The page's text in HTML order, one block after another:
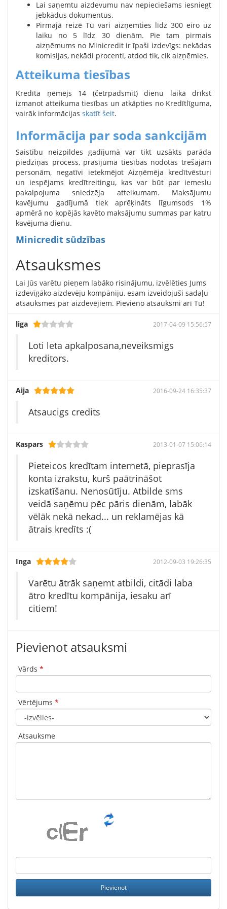
Lai saņemtu aizdevumu nav nepieciešams iesniegt
jebkādus dokumentus.
Pirmajā reizē Tu vari aizņemties līdz 300 eiro uz
laiku no 5 līdz 30 dienām. Pie tam pirmais
aizņēmums no Minicredit ir īpaši izdevīgs: nekādas
komisijas, nekādi procenti, atdod tik, cik aizņēmies.
Atteikuma tiesības
Kredīta ņēmējs 14 (četrpadsmit) dienu laikā drīkst
izmanot atteikuma tiesības un atkāpties no Kredītlīguma,
vairāk informācijas skatīt šeit.
Informācija par soda sankcijām
Saistību neizpildes gadījumā var tikt uzsākts parāda
piedziņas process, prasījuma tiesības nodotas trešajām
personām, negatīvi ietekmējot Aizņēmēja kredītvēsturi
un iespējams kredītreitingu, kas var būt par iemeslu
pakalpojuma sniedzēja atteikumam. Maksājumu
kavējumu gadījumā tiek aprēķināts līgumsods 1%
apmērā no kopējās kavēto maksājumu summas par katru
kavējuma dienu.
Minicredit sūdzības
Atsauksmes
Lai Jūs varētu pieņem labāko risinājumu, izvēlēties Jums
izdevīgāko aizdevēju kompāniju, esam izveidojuši sadaļu
atsauksmes par aizdevējiem. Pievieno atsauksmi arī Tu!
liga 2017-04-09 15:56:57
Loti leta apkalposana,neveiksmigs
kreditors.
Aija 2016-09-24 16:35:37
Atsaucigs credits
Kaspars 2013-01-07 15:06:14
Pieteicos kredītam internetā, pieprasīja
konta izrakstu, kurš paātrināšot
izskatīšanu. Nenosūtīju. Atbilde sms
veidā saņēmu pēc pāris dienām, labāk
vēlāk nekā nekad... un reklamējas kā
ātrais kredīts :(
Inga 2012-09-03 19:26:35
Varētu ātrāk saņemt atbildi, citādi laba
ātro kredītu kompānija, iesaku arī
citiem!
Pievienot atsauksmi
Vārds *
Vērtējums *
Atsauksme